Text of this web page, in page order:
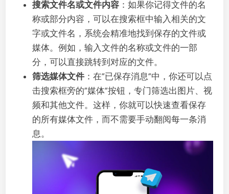
搜索文件名或文件内容 ：如果你记得文件的名
称或部分内容，可以在搜索框中输入相关的文
字或文件名，系统会精准地找到保存的文件或
媒体。例如，输入文件的名称或文件的一部
分，可以直接跳转到对应的文件。
筛选媒体文件 ：在“已保存消息”中，你还可以点
击搜索框旁的“媒体”按钮，专门筛选出图片、视
频和其他文件。这样，你就可以快速查看保存
的所有媒体文件，而不需要手动翻阅每一条消
息。